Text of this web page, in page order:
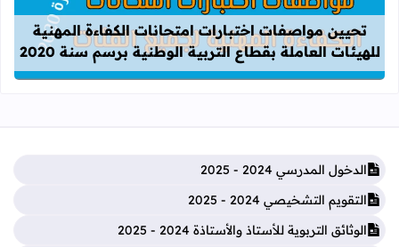
تحيين مواصفات اختبارات امتحانات الكفاءة المهنية
للهيئات العاملة بقطاع التربية الوطنية برسم سنة 2020
الدخول المدرسي 2024 - 2025
التقويم التشخيصي 2024 - 2025
الوثائق التربوية للأستاذ والأستاذة 2024 - 2025